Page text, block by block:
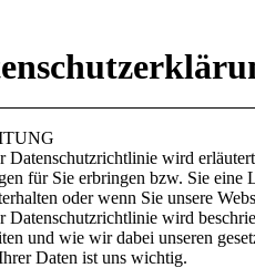
Datenschutzrichtlinie wird
für Sie erbringen bzw. Sie eine
oder wenn Sie unsere
Datenschutzrichtlinie wird
und wie wir dabei unseren
Daten ist uns wichtig.